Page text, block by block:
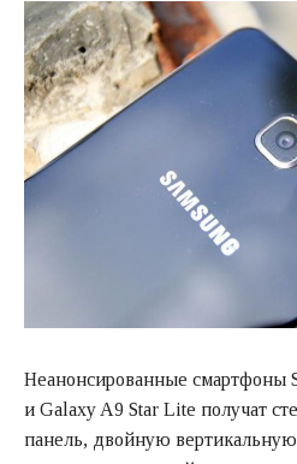
Неанонсированные смартфоны
и Galaxy A9 Star Lite получат
панель, двойную